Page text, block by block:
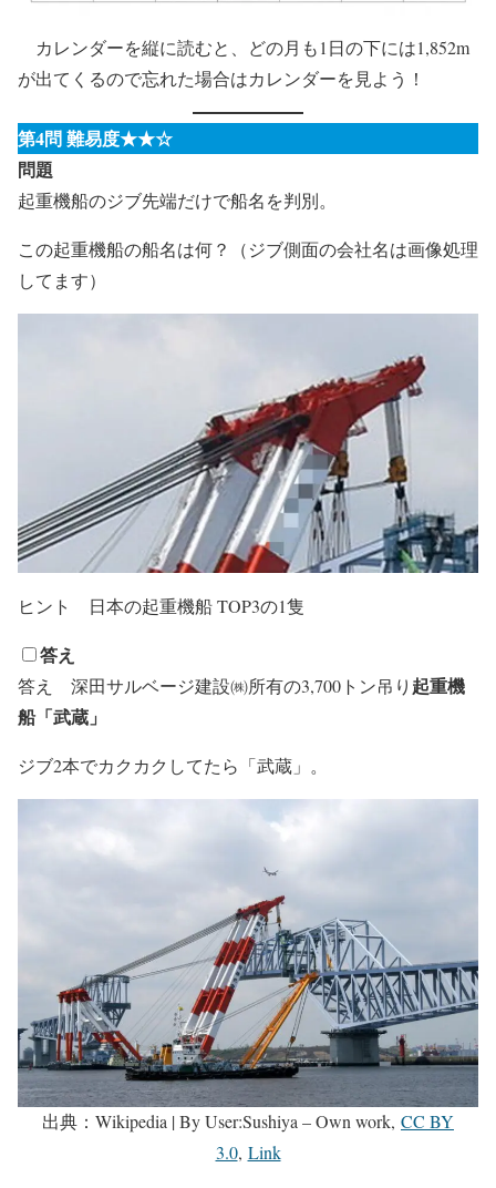
カレンダーを縦に読むと、どの月も1日の下には1,852m
が出てくるので忘れた場合はカレンダーを見よう！
第4問 難易度★★☆
問題
起重機船のジブ先端だけで船名を判別。
この起重機船の船名は何？（ジブ側面の会社名は画像処理
してます）
ヒント 日本の起重機船 TOP3の1隻
答え
答え 深田サルベージ建設㈱所有の3,700トン吊り 起重機
船「武蔵」
ジブ2本でカクカクしてたら「武蔵」。
出典：Wikipedia | By User:Sushiya – Own work, CC BY
3.0, Link